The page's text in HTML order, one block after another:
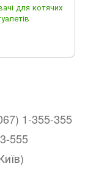
для котячих
1-355-355
555